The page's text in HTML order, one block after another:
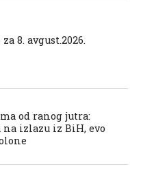
8. avgust.2026.
od ranog jutra:
na izlazu iz BiH, evo